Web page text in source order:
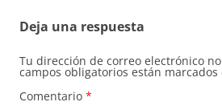
Deja una respuesta
Tu dirección de correo electrónico
campos obligatorios están marcados
Comentario *